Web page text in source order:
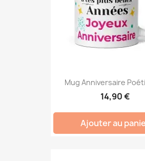
Mug Anniversaire
14,90 €
Ajouter au